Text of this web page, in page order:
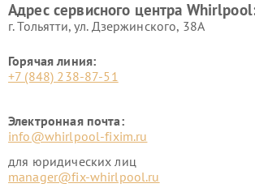
Адрес сервисного центра
г. Тольятти, ул. Дзержинского, 38А
Горячая линия:
+7 (848) 238-87-51
Электронная почта:
info@whirlpool-fixim.ru
для юридических лиц
manager@fix-whirlpool.ru